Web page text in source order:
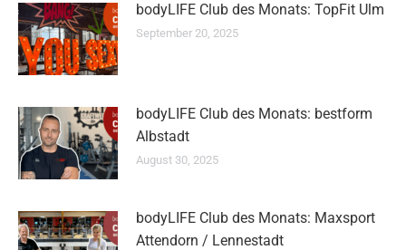
bodyLIFE Club des Monats: TopFit Ulm
September 20, 2025
bodyLIFE Club des Monats: bestform
Albstadt
August 30, 2025
bodyLIFE Club des Monats: Maxsport
Attendorn / Lennestadt